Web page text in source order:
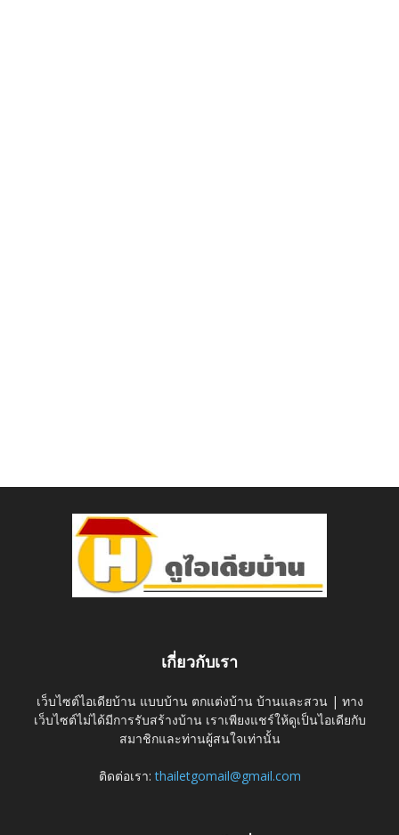
เกี่ยวกับเรา
เว็บไซต์ไอเดียบ้าน แบบบ้าน ตกแต่งบ้าน บ้านและสวน | ทาง
เว็บไซต์ไม่ได้มีการรับสร้างบ้าน เราเพียงแชร์ให้ดูเป็นไอเดียกับ
สมาชิกและท่านผู้สนใจเท่านั้น
ติดต่อเรา:thailetgomail@gmail.com